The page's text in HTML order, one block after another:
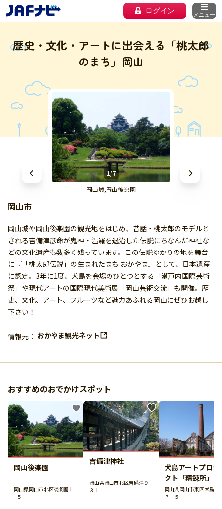
ログイン メニュー
歴史・文化・アートに出会える「桃太郎
のまち」岡山
1/7
岡山城,岡山後楽園
岡山市
岡山城や岡山後楽園の観光地をはじめ、昔話・桃太郎のモデルと
される吉備津彦命が鬼神・温羅を退治した伝説にちなんだ神社な
どの文化遺産も数多く残っています。この伝説ゆかりの地を舞台
に『「桃太郎伝説」の生まれたまち おかやま』として、日本遺産
に認定。3年に1度、犬島を会場のひとつとする「瀬戸内国際芸術
祭」や現代アートの国際現代美術展「岡山芸術交流」も開催。歴
史、文化、アート、フルーツなど魅力あふれる岡山にぜひお越し
下さい！
情報元： おかやま観光ネット
おすすめのおでかけスポット
岡山後楽園
岡山県岡山市北区後楽園１
−５
吉備津神社
岡山県岡山市北区吉備津９
３１
犬島アートプロジ
クト「精錬所」
岡山県岡山市東区犬島３
７－５